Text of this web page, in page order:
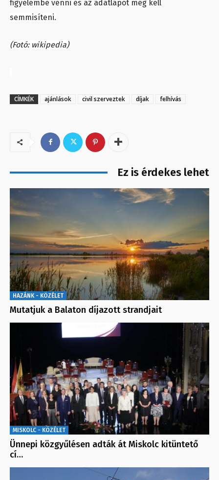
figyelembe venni és az adatlapot meg kell
semmisíteni.
(Fotó: wikipedia)
CÍMKÉK ajánlások civil szerveztek díjak felhívás
Ez is érdekes lehet
HAZÁNK - KÖZÉLET
Mutatjuk a Balaton díjazott strandjait
MISKOLC - KÖZÉLET
Ünnepi közgyűlésen adták át Miskolc kitüntető
cí…